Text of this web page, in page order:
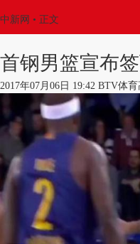
中新网 • 正文
首钢男篮宣布
2017年07月06日 19:42 BTV体